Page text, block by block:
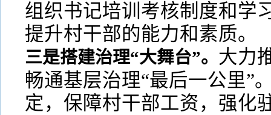
组织书记培训考核制度和学
提升村干部的能力和素质。
三是搭建治理“大舞台”。 大力
畅通基层治理“最后一公里”
定，保障村干部工资，强化